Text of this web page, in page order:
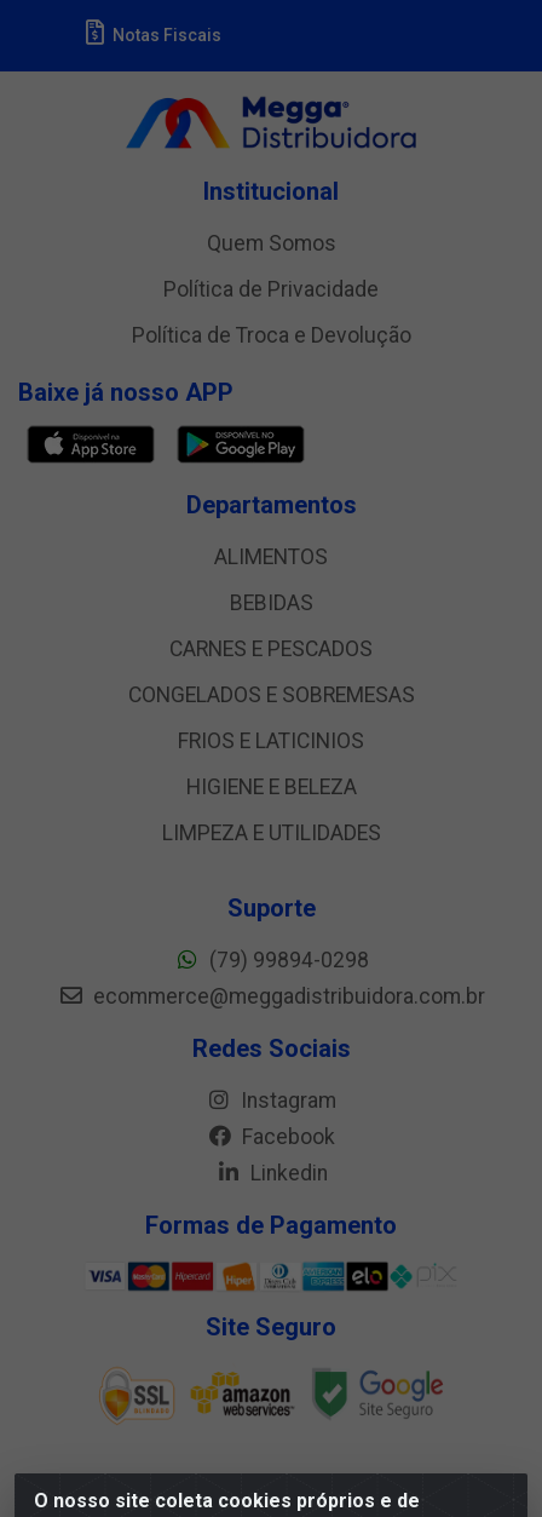
O nosso site coleta cookies próprios e de
Notas Fiscais
Institucional
Quem Somos
Política de Privacidade
Política de Troca e Devolução
Baixe já nosso APP
Departamentos
ALIMENTOS
BEBIDAS
CARNES E PESCADOS
CONGELADOS E SOBREMESAS
FRIOS E LATICINIOS
HIGIENE E BELEZA
LIMPEZA E UTILIDADES
Suporte
(79) 99894-0298
ecommerce@meggadistribuidora.com.br
Redes Sociais
Instagram
Facebook
Linkedin
Formas de Pagamento
Site Seguro